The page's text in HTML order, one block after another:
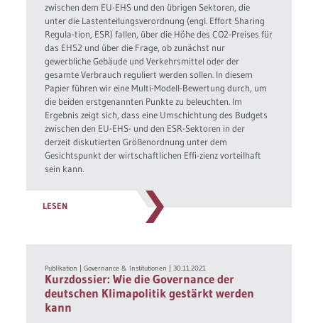
zwischen dem EU-EHS und den übrigen Sektoren, die
unter die Lastenteilungsverordnung (engl. Effort Sharing
Regula-tion, ESR) fallen, über die Höhe des CO2-Preises für
das EHS2 und über die Frage, ob zunächst nur
gewerbliche Gebäude und Verkehrsmittel oder der
gesamte Verbrauch reguliert werden sollen. In diesem
Papier führen wir eine Multi-Modell-Bewertung durch, um
die beiden erstgenannten Punkte zu beleuchten. Im
Ergebnis zeigt sich, dass eine Umschichtung des Budgets
zwischen den EU-EHS- und den ESR-Sektoren in der
derzeit diskutierten Größenordnung unter dem
Gesichtspunkt der wirtschaftlichen Effi-zienz vorteilhaft
sein kann.
LESEN
Publikation |Governance & Institutionen |30.11.2021
Kurzdossier: Wie die Governance der
deutschen Klimapolitik gestärkt werden
kann